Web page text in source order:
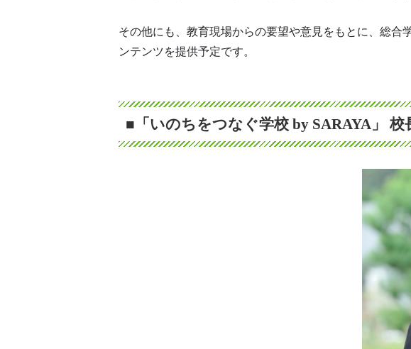
その他にも、教育現場からの要望や意見をもとに、総合
ンテンツを提供予定です。
■「いのちをつなぐ学校 by SARAYA」